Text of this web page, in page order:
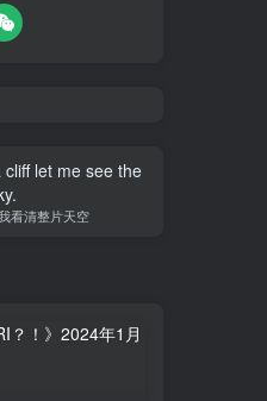
let me see the
看清整片天空